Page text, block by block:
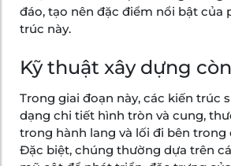
đáo, tạo nên đặc điểm nổi bật của
trúc này.
Kỹ thuật xây dựng
Trong giai đoạn này, các kiến trúc
dạng chi tiết hình tròn và cung,
trong hành lang và lối đi bên trong
Đặc biệt, chúng thường dựa trên